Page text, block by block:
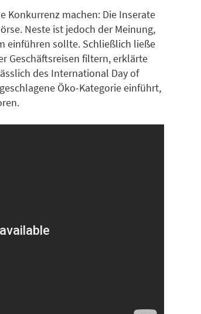
Konkurrenz machen: Die Inserate
Neste ist jedoch der Meinung,
einführen sollte. Schließlich ließe
Geschäftsreisen filtern, erklärte
des International Day of
Öko-Kategorie einführt,